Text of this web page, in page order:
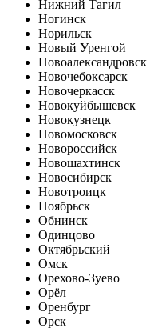
Нижний Тагил
Ногинск
Норильск
Новый Уренгой
Новоалександровск
Новочебоксарск
Новочеркасск
Новокуйбышевск
Новокузнецк
Новомосковск
Новороссийск
Новошахтинск
Новосибирск
Новотроицк
Ноябрьск
Обнинск
Одинцово
Октябрьский
Омск
Орехово-Зуево
Орёл
Оренбург
Орск